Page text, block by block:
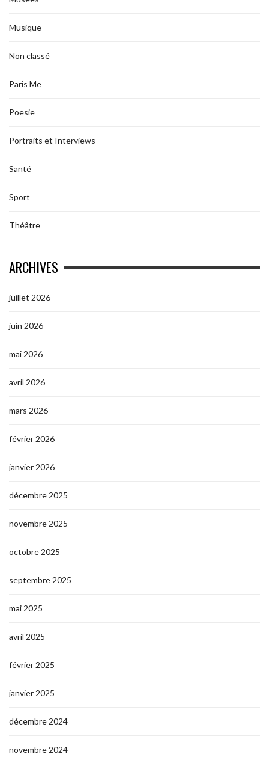
Musique
Non classé
Paris Me
Poesie
Portraits et Interviews
Santé
Sport
Théâtre
ARCHIVES
juillet 2026
juin 2026
mai 2026
avril 2026
mars 2026
février 2026
janvier 2026
décembre 2025
novembre 2025
octobre 2025
septembre 2025
mai 2025
avril 2025
février 2025
janvier 2025
décembre 2024
novembre 2024